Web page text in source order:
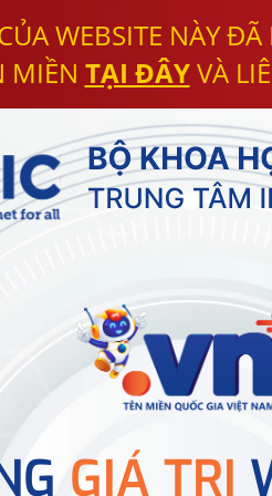
WEBSITE NÀY
MIỀN TẠI ĐÂYVÀ
GIÁ TRỊ